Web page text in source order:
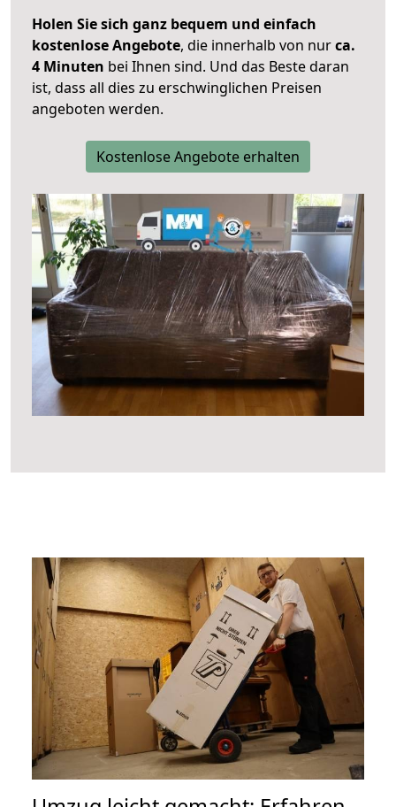
Holen Sie sich ganz bequem und einfach
kostenlose Angebote, die innerhalb von nurca.
4 Minuten bei Ihnen sind. Und das Beste daran
ist, dass all dies zu erschwinglichen Preisen
angeboten werden.
Kostenlose Angebote erhalten